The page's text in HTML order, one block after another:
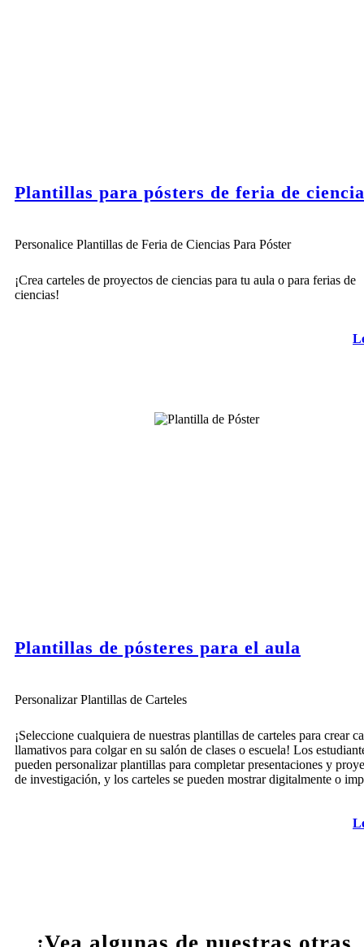
Plantillas para pósters de feria de
Personalice Plantillas de Feria de Ciencias Para Póster
¡Crea carteles de proyectos de ciencias para tu aula o para ferias de
ciencias!
Plantillas de pósteres para el aula
Personalizar Plantillas de Carteles
¡Seleccione cualquiera de nuestras plantillas de carteles para crear
llamativos para colgar en su salón de clases o escuela! Los
pueden personalizar plantillas para completar presentaciones y
de investigación, y los carteles se pueden mostrar digitalmente o